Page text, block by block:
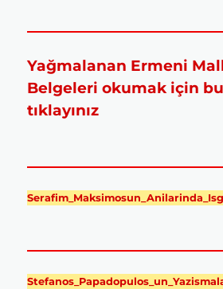
Yağmalanan Ermeni
Belgeleri okumak için
tıklayınız